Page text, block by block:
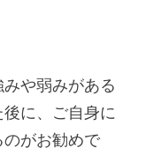
や弱みがある
に、ご自身に
のがお勧めで